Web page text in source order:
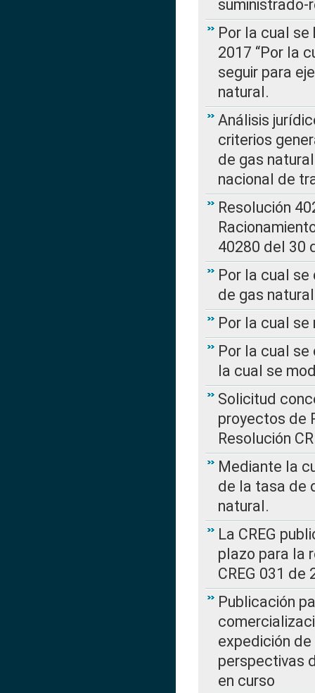
Por la cual se
2017 “Por la
seguir para
natural.
Análisis
criterios
de gas
nacional de
Resolución
40280 del 30
Por la cual
de gas natural
Por la cual se
Por la cual se
la cual se
Solicitud
proyectos de
Resolución
Mediante la
de la tasa de
natural.
La CREG
plazo para la
CREG 031 de
Publicación
expedición de
perspectivas
en curso